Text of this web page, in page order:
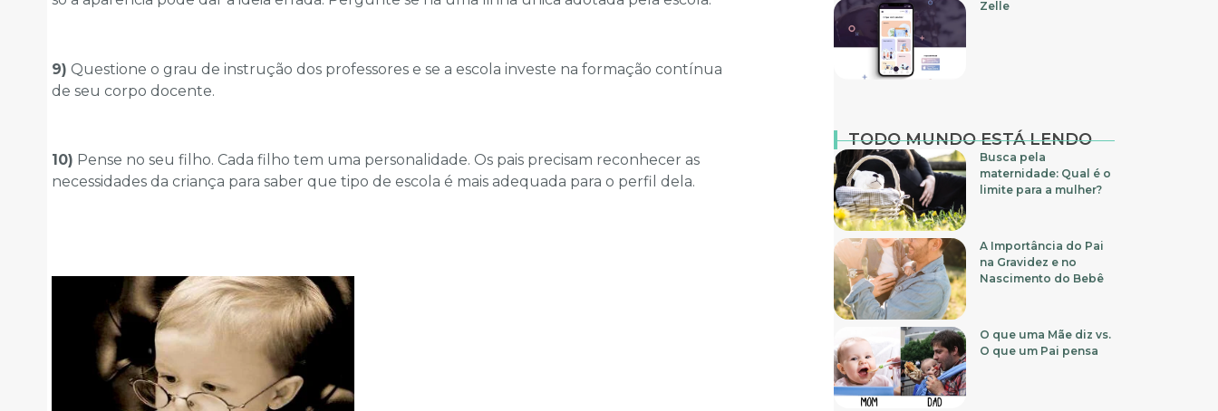
9) Questione o grau de instrução dos professores e se a escola investe na formação contínua
de seu corpo docente.
10) Pense no seu filho. Cada filho tem uma personalidade. Os pais precisam reconhecer as
necessidades da criança para saber que tipo de escola é mais adequada para o perfil dela.
Zelle
TODO MUNDO ESTÁ LENDO
Busca pela
maternidade: Qual é o
limite para a mulher?
A Importância do Pai
na Gravidez e no
Nascimento do Bebê
O que uma Mãe diz vs.
O que um Pai pensa